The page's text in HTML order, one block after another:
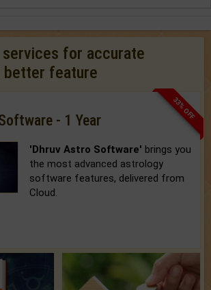
for accurate
better feature
33% OFF
- 1 Year
'Dhruv Astro Software' brings you
the most advanced astrology
software features, delivered from
Cloud.